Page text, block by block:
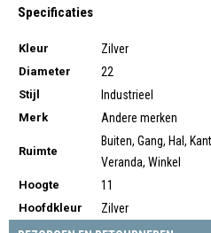
Specificaties
Kleur Zilver
Diameter 22
Stijl Industrieel
Merk Andere merken
Ruimte
Buiten, Gang, Hal,
Veranda, Winkel
Hoogte 11
Hoofdkleur
Zilver